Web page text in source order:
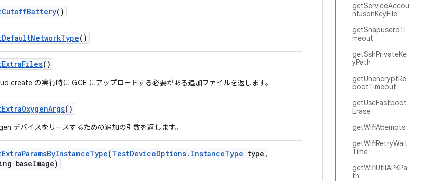
getServiceAccou
ntJsonKeyFile
getSnapuserdTi
meout
getSshPrivateKe
yPath
getUnencryptRe
bootTimeout
getUseFastboot
Erase
getWifiAttempts
getWifiRetryWait
Time
getWifiUtilAPKPa
th
CutoffBattery()
DefaultNetworkType()
ExtraFiles()
create の実行時に GCE にアップロードする必要がある追加ファイルを返します。
ExtraOxygenArgs()
デバイスをリースするための追加の引数を返します。
ExtraParamsByInstanceType(TestDeviceOptions. InstanceType type ,
baseImage)